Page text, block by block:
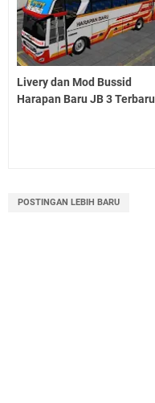
Livery dan Mod Bussid
Harapan Baru JB 3 Terbaru
POSTINGAN LEBIH BARU